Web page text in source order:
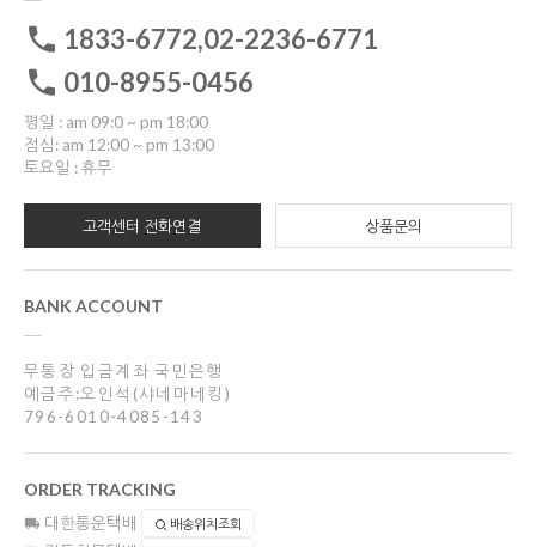
1833-6772,02-2236-6771
010-8955-0456
평일 : am 09:0 ~ pm 18:00
점심: am 12:00 ~ pm 13:00
토요일 : 휴무
고객센터 전화연결 상품문의
BANK ACCOUNT
무통장 입금계좌 국민은행
예금주:오인석(샤네마네킹)
796-6010-4085-143
ORDER TRACKING
대한통운택배 배송위치조회